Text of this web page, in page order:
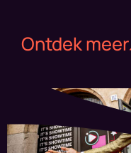
Ontdek meer